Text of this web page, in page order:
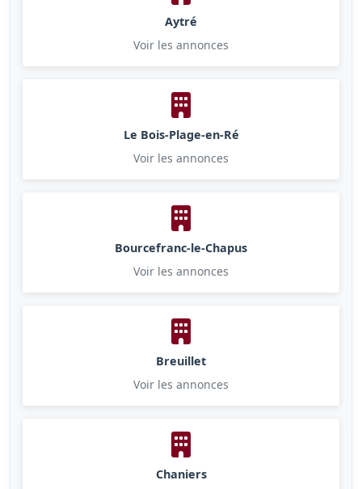
Aytré
Voir les annonces
Le Bois-Plage-en-Ré
Voir les annonces
Bourcefranc-le-Chapus
Voir les annonces
Breuillet
Voir les annonces
Chaniers